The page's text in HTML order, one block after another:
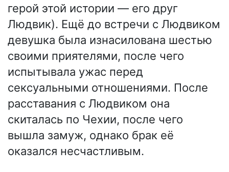
герой этой истории — его друг
Людвик). Ещё до встречи с Людвиком
девушка была изнасилована шестью
своими приятелями, после чего
испытывала ужас перед
сексуальными отношениями. После
расставания с Людвиком она
скиталась по Чехии, после чего
вышла замуж, однако брак её
оказался несчастливым.